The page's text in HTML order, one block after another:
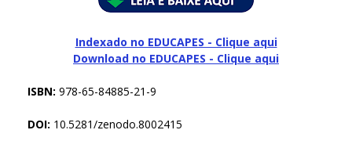
Indexado no EDUCAPES - Clique aqui
Download no EDUCAPES - Clique aqui
ISBN: 978-65-84885-21-9
DOI: 10.5281/zenodo.8002415